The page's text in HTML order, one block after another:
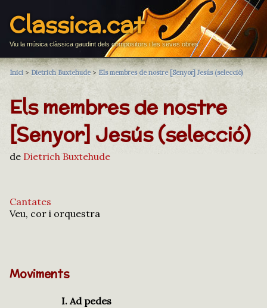
Classica.cat
Viu la música clàssica gaudint dels compositors i les seves obres
Inici > Dietrich Buxtehude> Els membres de nostre [Senyor] Jesús (selecció)
Els membres de nostre
[Senyor] Jesús (selecció)
de Dietrich Buxtehude
Cantates
Veu, cor i orquestra
Moviments
I. Ad pedes